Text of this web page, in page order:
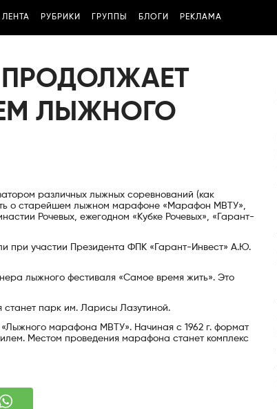
ЛЕНТА РУБРИКИ ГРУППЫ БЛОГИ РЕКЛАМА
ПРОДОЛЖАЕТ
ЛЫЖНОГО
различных лыжных соревнований (как
о старейшем лыжном марафоне «Марафон МВТУ»,
Рочевых, ежегодном «Кубке Рочевых», «Гарант-
участии Президента ФПК «Гарант-Инвест» А.Ю.
лыжного фестиваля «Самое время жить». Это
станет парк им. Ларисы Лазутиной.
марафона МВТУ». Начиная с 1962 г. формат
Местом проведения марафона станет комплекс